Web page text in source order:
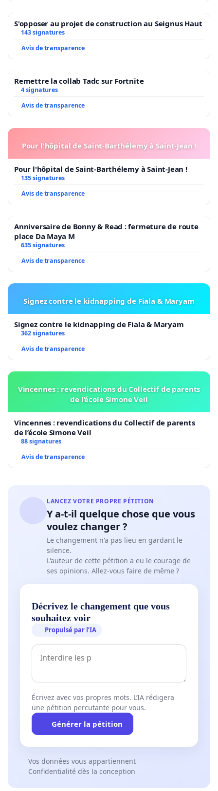
S'opposer au projet de construction au Seignus Haut
143 signatures
Avis de transparence
Remettre la collab Tadc sur Fortnite
4 signatures
Avis de transparence
Pour l'hôpital de Saint-Barthélemy à Saint-Jean !
Pour l'hôpital de Saint-Barthélemy à Saint-Jean !
135 signatures
Avis de transparence
Anniversaire de Bonny & Read : fermeture de route
place Da Maya M
635 signatures
Avis de transparence
Signez contre le kidnapping de Fiala & Maryam
Signez contre le kidnapping de Fiala & Maryam
362 signatures
Avis de transparence
Vincennes : revendications du Collectif de parents
de l’école Simone Veil
Vincennes : revendications du Collectif de parents
de l’école Simone Veil
88 signatures
Avis de transparence
LANCEZ VOTRE PROPRE PÉTITION
Y a-t-il quelque chose que vous
voulez changer ?
Le changement n'a pas lieu en gardant le
silence.
L'auteur de cette pétition a eu le courage de
ses opinions. Allez-vous faire de même ?
Décrivez le changement que vous
souhaitez voir
Propulsé par l’IA
Écrivez avec vos propres mots. L’IA rédigera
une pétition percutante pour vous.
Générer la pétition
Vos données vous appartiennent
Confidentialité dès la conception